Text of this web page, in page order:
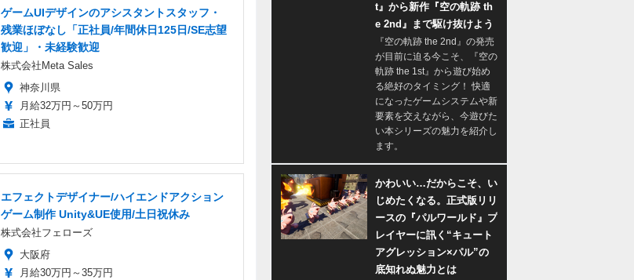
ゲームUIデザインのアシスタントスタッフ・
残業ほぼなし「正社員/年間休日125日/SE志望
歓迎」・未経験歓迎
株式会社Meta Sales
神奈川県
月給32万円～50万円
正社員
エフェクトデザイナー/ハイエンドアクション
ゲーム制作 Unity&UE使用/土日祝休み
株式会社フェローズ
大阪府
月給30万円～35万円
t』から新作『空の軌跡 th
e 2nd』まで駆け抜けよう
『空の軌跡 the 2nd』の発売
が目前に迫る今こそ、『空の
軌跡 the 1st』から遊び始め
る絶好のタイミング！ 快適
になったゲームシステムや新
要素を交えながら、今遊びた
い本シリーズの魅力を紹介し
ます。
かわいい…だからこそ、い
じめたくなる。正式版リリ
ースの『パルワールド』プ
レイヤーに訊く“キュート
アグレッション×パル”の
底知れぬ魅力とは